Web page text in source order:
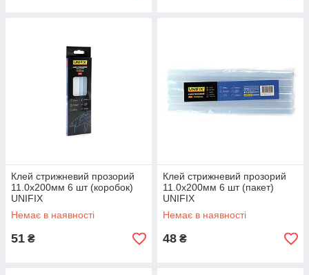
Клей стрижневий прозорий
11.0х200мм 6 шт (коробок)
UNIFIX
Немає в наявності
51 ₴
Клей стрижневий прозорий
11.0х200мм 6 шт (пакет)
UNIFIX
Немає в наявності
48 ₴